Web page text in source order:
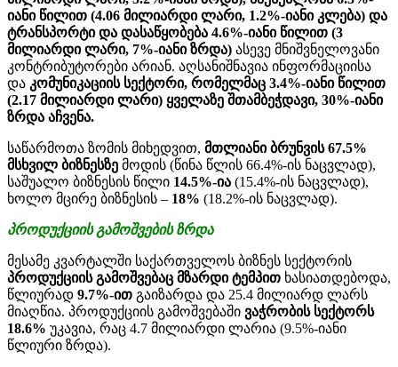
იანი წილით (4.06 მილიარდი ლარი, 1.2%-იანი კლება) და
ტრანსპორტი და დასაწყობება 4.6%-იანი წილით (3
მილიარდი ლარი, 7%-იანი ზრდა) ასევე მნიშვნელოვანი
კონტრიბუტორები არიან. აღსანიშნავია ინფორმაციისა
და კომუნიკაციის სექტორი, რომელმაც 3.4%-იანი წილით
(2.17 მილიარდი ლარი) ყველაზე შთამბეჭდავი, 30%-იანი
ზრდა აჩვენა.
საწარმოთა ზომის მიხედვით, მთლიანი ბრუნვის 67.5%
მსხვილ ბიზნესზე მოდის (წინა წლის 66.4%-ის ნაცვლად),
საშუალო ბიზნესის წილი 14.5%-ია (15.4%-ის ნაცვლად),
ხოლო მცირე ბიზნესის – 18% (18.2%-ის ნაცვლად).
პროდუქციისგამოშვებისზრდა
მესამე კვარტალში საქართველოს ბიზნეს სექტორის
პროდუქციის გამოშვებაც მზარდი ტემპით ხასიათდებოდა,
წლიურად 9.7%-ით გაიზარდა და 25.4 მილიარდ ლარს
მიაღწია. პროდუქციის გამოშვებაში ვაჭრობის სექტორს
18.6% უკავია, რაც 4.7 მილიარდი ლარია (9.5%-იანი
წლიური ზრდა).